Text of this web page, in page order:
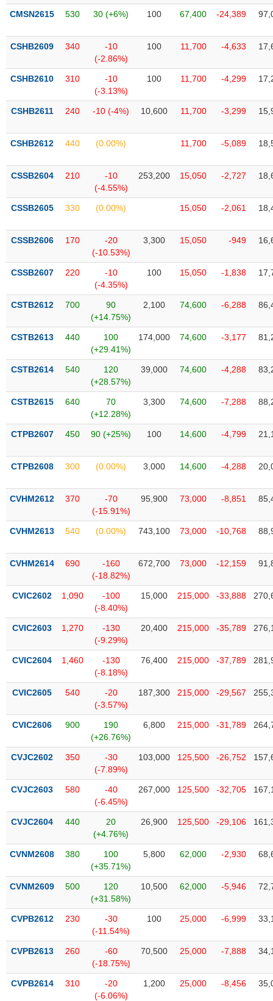
liệu
Tâm
lý
CMSN2615 530 30 (+6%) 100 67,400 -24,389
CSHB2609 340
-10
(-2.86%)
100 11,700 -4,633
CSHB2610 310
-10
(-3.13%)
100 11,700 -4,299
CSHB2611 240 -10 (-4%) 10,600 11,700 -3,299
CSHB2612 440 (0.00%) 11,700 -5,089
CSSB2604 210
-10
(-4.55%)
253,200 15,050 -2,727
CSSB2605 330 (0.00%) 15,050 -2,061
CSSB2606 170
-20
(-10.53%)
3,300 15,050 -949
CSSB2607 220
-10
(-4.35%)
100 15,050 -1,838
CSTB2612 700
90
(+14.75%)
2,100 74,600 -6,288
CSTB2613 440
100
(+29.41%)
174,000 74,600 -3,177
CSTB2614 540
120
(+28.57%)
39,000 74,600 -4,288
CSTB2615 640
70
(+12.28%)
3,300 74,600 -7,288
CTPB2607 450 90 (+25%) 100 14,600 -4,799
CTPB2608 300 (0.00%) 3,000 14,600 -4,288
CVHM2612 370
-70
(-15.91%)
95,900 73,000 -8,851
CVHM2613 540 (0.00%) 743,100 73,000 -10,768
CVHM2614 690
-160
(-18.82%)
672,700 73,000 -12,159
CVIC2602 1,090
-100
(-8.40%)
15,000 215,000 -33,888
CVIC2603 1,270
-130
(-9.29%)
20,400 215,000 -35,789
CVIC2604 1,460
-130
(-8.18%)
76,400 215,000 -37,789
CVIC2605 540
-20
(-3.57%)
187,300 215,000 -29,567
CVIC2606 900
190
(+26.76%)
6,800 215,000 -31,789
CVJC2602 350
-30
(-7.89%)
103,000 125,500 -26,752
CVJC2603 580
-40
(-6.45%)
267,000 125,500 -32,705
CVJC2604 440
20
(+4.76%)
26,900 125,500 -29,106
CVNM2608 380
100
(+35.71%)
5,800 62,000 -2,930
CVNM2609 500
120
(+31.58%)
10,500 62,000 -5,946
CVPB2612 230
-30
(-11.54%)
100 25,000 -6,999
CVPB2613 260
-60
(-18.75%)
70,500 25,000 -7,888
CVPB2614 310
-20
(-6.06%)
1,200 25,000 -8,456
TIÊU
KHÔNG
YẾU
TIÊU
DÙNG
CHĂM
SÓC
KHỎE
CÔNG
THÔNG
DỊCH
TRUYỀN
ÍCH
ĐỘNG
chứng
khoán
Tất cả Cổ phiếu Chỉ số Chứng chỉ quỹ Chứng
Lãnh
(-)
Người nội bộ
tức
(-)
Bài